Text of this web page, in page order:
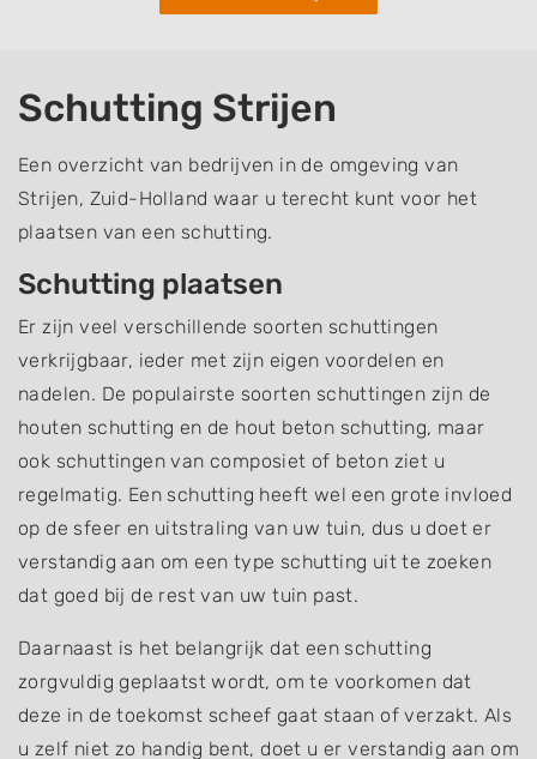
Schutting Strijen
Een overzicht van bedrijven in de omgeving van
Strijen, Zuid-Holland waar u terecht kunt voor het
plaatsen van een schutting.
Schutting plaatsen
Er zijn veel verschillende soorten schuttingen
verkrijgbaar, ieder met zijn eigen voordelen en
nadelen. De populairste soorten schuttingen zijn de
houten schutting en de hout beton schutting, maar
ook schuttingen van composiet of beton ziet u
regelmatig. Een schutting heeft wel een grote invloed
op de sfeer en uitstraling van uw tuin, dus u doet er
verstandig aan om een type schutting uit te zoeken
dat goed bij de rest van uw tuin past.
Daarnaast is het belangrijk dat een schutting
zorgvuldig geplaatst wordt, om te voorkomen dat
deze in de toekomst scheef gaat staan of verzakt. Als
u zelf niet zo handig bent, doet u er verstandig aan om